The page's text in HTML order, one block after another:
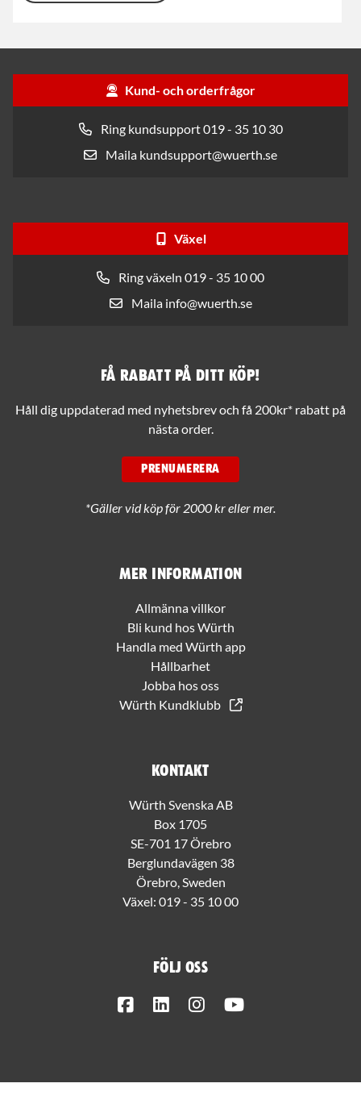
Kund- och orderfrågor
Ring kundsupport 019 - 35 10 30
Maila kundsupport@wuerth.se
Växel
Ring växeln 019 - 35 10 00
Maila info@wuerth.se
Mer information
Allmänna villkor
Bli kund hos Würth
Handla med Würth app
Hållbarhet
Jobba hos oss
Würth Kundklubb
Kontakt
Würth Svenska AB
Box 1705
SE-701 17 Örebro
Berglundavägen 38
Örebro, Sweden
Växel: 019 - 35 10 00
Följ oss
FacebookLinkedInInstagram
Få rabatt på ditt köp!
Håll dig uppdaterad med nyhetsbrev och få 200kr* rabatt på
nästa order.
PRENUMERERA
*Gäller vid köp för 2000 kr eller mer.